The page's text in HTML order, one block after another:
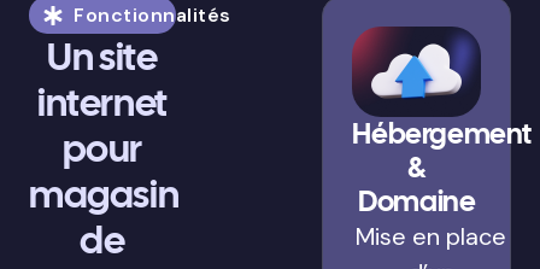
Fonctionnalités
Un site
internet
pour
magasin
de
Hébergement
&
Domaine
Mise en place